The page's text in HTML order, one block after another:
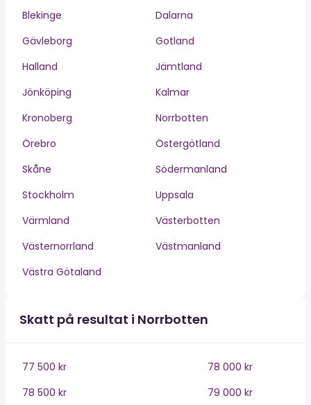
Blekinge
Dalarna
Gävleborg
Gotland
Halland
Jämtland
Jönköping
Kalmar
Kronoberg
Norrbotten
Örebro
Östergötland
Skåne
Södermanland
Stockholm
Uppsala
Värmland
Västerbotten
Västernorrland
Västmanland
Västra Götaland
Skatt på resultat i Norrbotten
77 500 kr
78 000 kr
78 500 kr
79 000 kr